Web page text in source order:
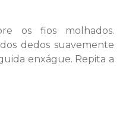
os fios molhados.
dedos suavemente
enxágue. Repita a